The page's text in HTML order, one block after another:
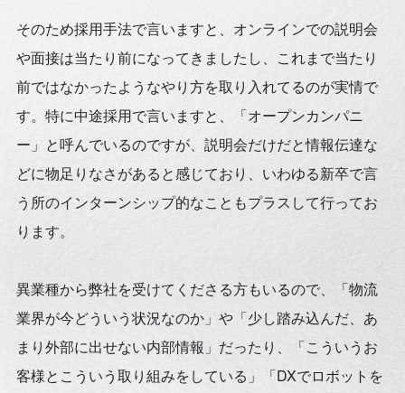
そのため採用手法で言いますと、オンラインでの説明会
や面接は当たり前になってきましたし、これまで当たり
前ではなかったようなやり方を取り入れてるのが実情で
す。特に中途採用で言いますと、「オープンカンパニ
ー」と呼んでいるのですが、説明会だけだと情報伝達な
どに物足りなさがあると感じており、いわゆる新卒で言
う所のインターンシップ的なこともプラスして行ってお
ります。
異業種から弊社を受けてくださる方もいるので、「物流
業界が今どういう状況なのか」や「少し踏み込んだ、あ
まり外部に出せない内部情報」だったり、「こういうお
客様とこういう取り組みをしている」「DXでロボットを